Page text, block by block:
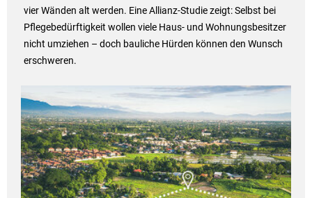
vier Wänden alt werden. Eine Allianz-Studie zeigt: Selbst bei
Pflegebedürftigkeit wollen viele Haus- und Wohnungsbesitzer
nicht umziehen – doch bauliche Hürden können den Wunsch
erschweren.